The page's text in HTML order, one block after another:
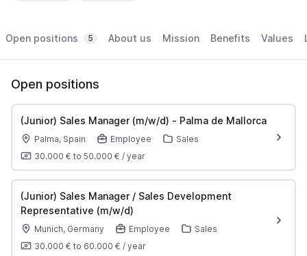
Open positions 5 About us Mission Benefits Values
Open positions
(Junior) Sales Manager (m/w/d) - Palma de Mallorca
Palma, Spain Employee
Sales
30.000 € to 50.000 € / year
(Junior) Sales Manager / Sales Development
Representative (m/w/d)
Munich, Germany Employee
Sales
30.000 € to 60.000 € / year